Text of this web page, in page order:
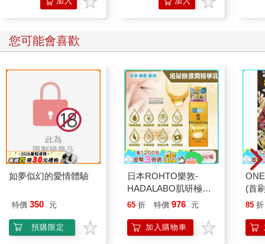
購物
購物
您可能會喜歡
如夢似幻的愛情體驗
特價 350 元
預購限定
日本ROHTO樂敦-
HADALABO肌研極潤
金緻7重玻尿酸高效保
140ml/金瓶(Premium
臉部肌膚護理乳霜,素
65 折 特價 976 元
加入購物車
(首
85 折